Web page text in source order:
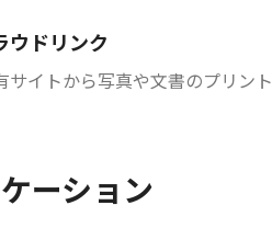
ウドリンク
サイトから写真や文書のプリント
ーション